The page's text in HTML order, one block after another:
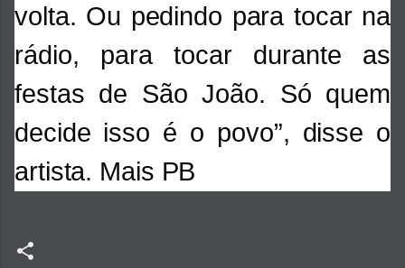
volta. Ou pedindo para tocar na
rádio, para tocar durante as
festas de São João. Só quem
decide isso é o povo”, disse o
artista. Mais PB